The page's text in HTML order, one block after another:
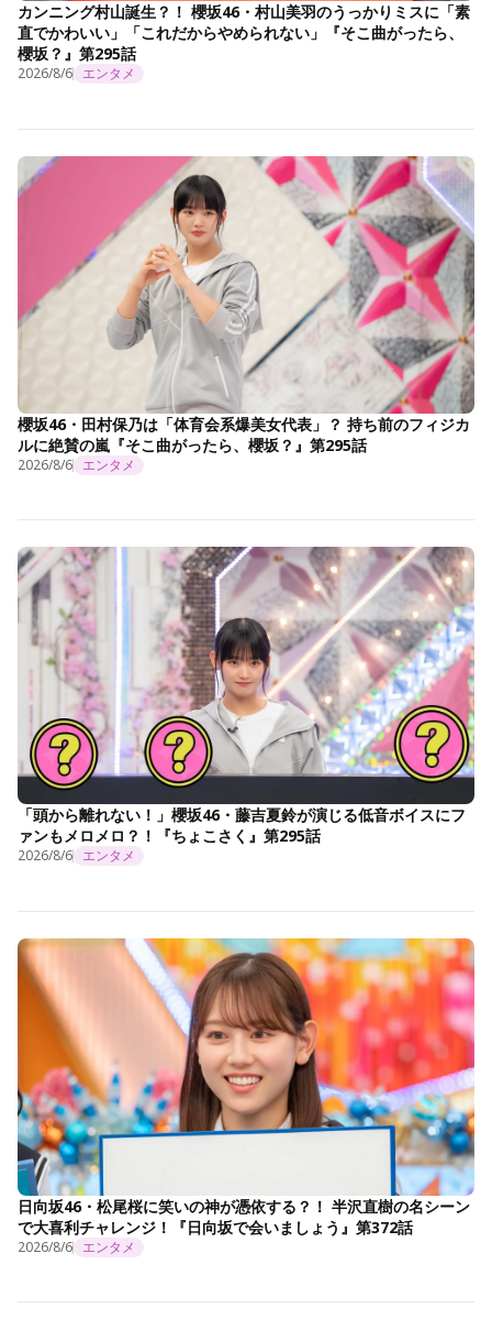
カンニング村山誕生？！ 櫻坂46・村山美羽のうっかりミスに「素
直でかわいい」「これだからやめられない」『そこ曲がったら、
櫻坂？』第295話
2026/8/6 エンタメ
櫻坂46・田村保乃は「体育会系爆美女代表」？ 持ち前のフィジカ
ルに絶賛の嵐『そこ曲がったら、櫻坂？』第295話
2026/8/6 エンタメ
「頭から離れない！」櫻坂46・藤吉夏鈴が演じる低音ボイスにフ
ァンもメロメロ？！『ちょこさく』第295話
2026/8/6 エンタメ
日向坂46・松尾桜に笑いの神が憑依する？！ 半沢直樹の名シーン
で大喜利チャレンジ！『日向坂で会いましょう』第372話
2026/8/6 エンタメ